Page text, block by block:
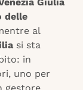
Giulia
delle
al
si sta
in
uno per